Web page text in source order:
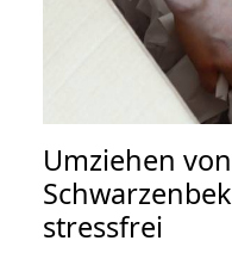
Umziehen von
Schwarzenbek
stressfrei